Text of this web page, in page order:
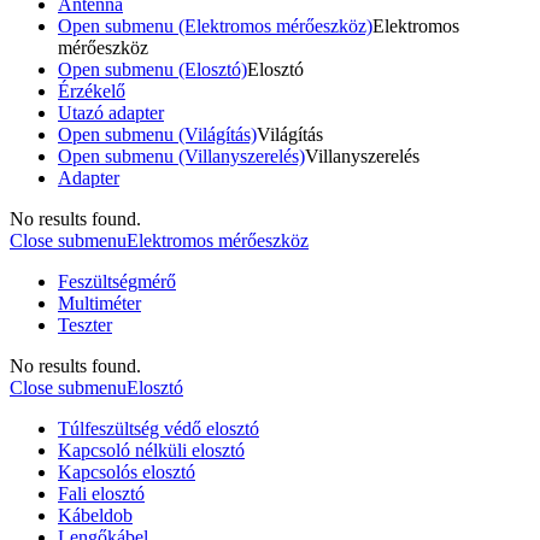
Antenna
Open submenu (Elektromos mérőeszköz)Elektromos
mérőeszköz
Open submenu (Elosztó)Elosztó
Érzékelő
Utazó adapter
Open submenu (Világítás)Világítás
Open submenu (Villanyszerelés)Villanyszerelés
Adapter
No results found.
Close submenuElektromos mérőeszköz
Feszültségmérő
Multiméter
Teszter
No results found.
Close submenuElosztó
Túlfeszültség védő elosztó
Kapcsoló nélküli elosztó
Kapcsolós elosztó
Fali elosztó
Kábeldob